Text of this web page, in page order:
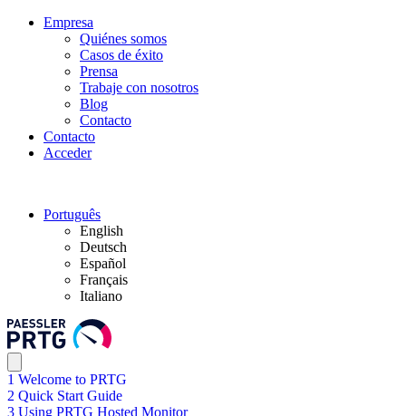
Empresa
Quiénes somos
Casos de éxito
Prensa
Trabaje con nosotros
Blog
Contacto
Contacto
Acceder
Português
English
Deutsch
Español
Français
Italiano
1 Welcome to PRTG
2 Quick Start Guide
3 Using PRTG Hosted Monitor